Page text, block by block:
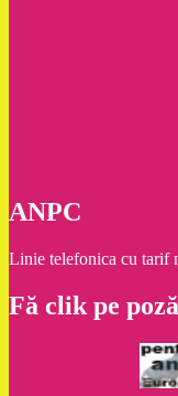
ANPC
Linie telefonica cu tarif
Fă clik pe